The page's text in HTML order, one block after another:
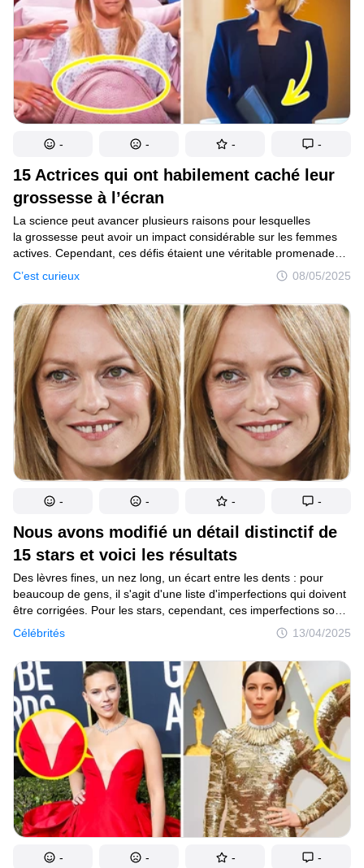
15 Actrices qui ont habilement caché leur
grossesse à l’écran
C’est curieux 08/05/2025
La science peut avancer plusieurs raisons pour lesquelles
la grossesse peut avoir un impact considérable sur les femmes
actives. Cependant, ces défis étaient une véritable promenade
de santé pour les super-mamans d’Hollywood. La plupart des
rôles emblématiques incarnés par nos actrices préférées ont été
tournés alors qu’elles portaient leur propre petit trésor, sans que
nous nous en rendions compte.
- - - -
Nous avons modifié un détail distinctif de
15 stars et voici les résultats
Célébrités 13/04/2025
Des lèvres fines, un nez long, un écart entre les dents : pour
beaucoup de gens, il s'agit d'une liste d'imperfections qui doivent
être corrigées. Pour les stars, cependant, ces imperfections sont
des points forts individuels dont il serait dommage de se
- - - -
- - - -
Bien-être
Admiration
Animaux
Photographie
Endroits
Humour
Auteurs
Règles éditoriales
Contacte la rédaction
Politique de confidentialité
Politique de droit d'auteur
Politique relative aux cookies
Modalités de service
Mise à jour du consentement
© 2014–2026 TheSoul Publishing
Tous droits réservés.